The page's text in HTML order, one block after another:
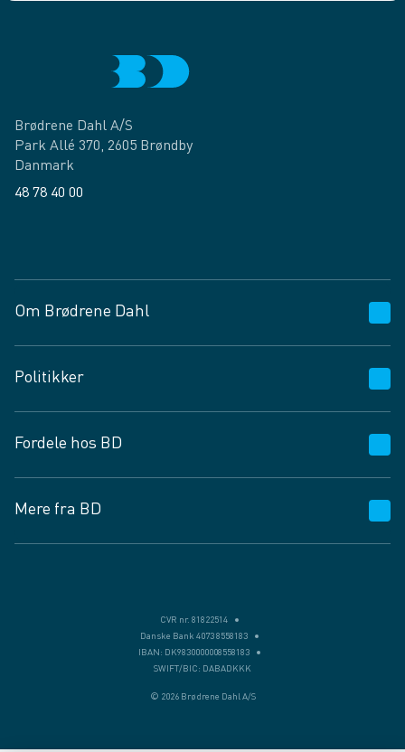
Brødrene Dahl A/S
Park Allé 370, 2605 Brøndby
Danmark
48 78 40 00
Om Brødrene Dahl
Vagttelefon 30 10 89 89
Spørgsmål og svar
Job og karriere
Fødevarekontrolrapport
Politikker
Privatlivspolitik
Cookies
Vilkår og betingelser
Fordele hos BD
BD app
BD.dk services
Mere fra BD
CVR nr. 81822514
Danske Bank 4073 8558183
IBAN: DK9830000008558183
SWIFT/BIC: DABADKKK
© 2026 Brødrene Dahl A/S